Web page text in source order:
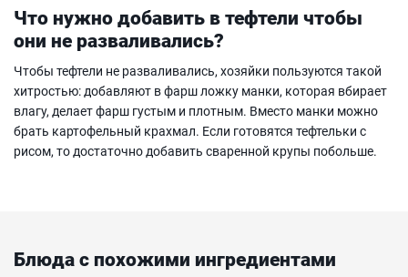
Что нужно добавить в тефтели чтобы
они не разваливались?
Чтобы тефтели не разваливались, хозяйки пользуются такой
хитростью: добавляют в фарш ложку манки, которая вбирает
влагу, делает фарш густым и плотным. Вместо манки можно
брать картофельный крахмал. Если готовятся тефтельки с
рисом, то достаточно добавить сваренной крупы побольше.
Блюда с похожими ингредиентами